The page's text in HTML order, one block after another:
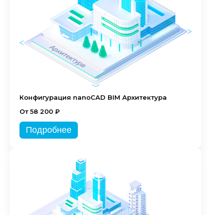
Конфигурация nanoCAD BIM Архитектура
От 58 200 ₽
Подробнее